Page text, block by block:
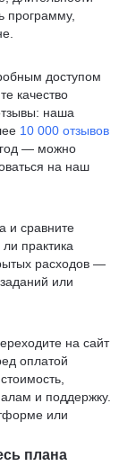
программу,
доступом
качество
наша
10 000 отзывов
— можно
на наш
и сравните
практика
расходов —
или
на сайт
оплатой
и поддержку.
или
плана